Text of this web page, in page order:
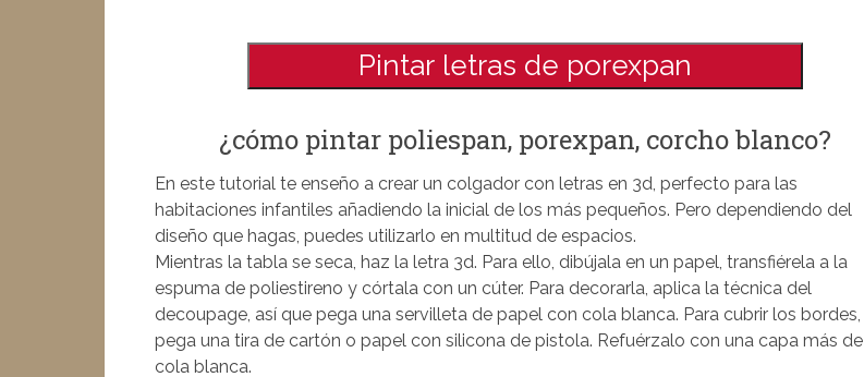
Pintar letras de porexpan
¿cómo pintar poliespan, porexpan, corcho blanco?
En este tutorial te enseño a crear un colgador con letras en 3d, perfecto para las
habitaciones infantiles añadiendo la inicial de los más pequeños. Pero dependiendo del
diseño que hagas, puedes utilizarlo en multitud de espacios.
Mientras la tabla se seca, haz la letra 3d. Para ello, dibújala en un papel, transfiérela a la
espuma de poliestireno y córtala con un cúter. Para decorarla, aplica la técnica del
decoupage, así que pega una servilleta de papel con cola blanca. Para cubrir los bordes,
pega una tira de cartón o papel con silicona de pistola. Refuérzalo con una capa más de
cola blanca.